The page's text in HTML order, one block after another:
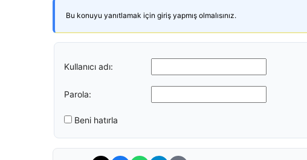
Bu konuyu yanıtlamak için giriş yapmış olmalısınız.
Kullanıcı adı:
Parola:
Beni hatırla